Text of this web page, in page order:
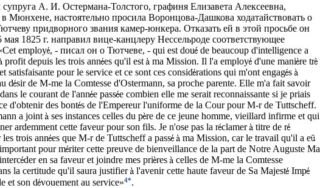
А. И. Остермана-Толстого, графиня Елизавета Алексеевна,
Мюнхене, настоятельно просила Воронцова-Дашкова ходатайствовать о
придворного звания камер-юнкера. Отказать ей в этой просьбе он
1825 г. направил вице-канцлеру Нессельроде соответствующее
employ , - писал он о Тютчеве, - qui est dou de beaucoup d'intelligence a
profit depuis les trois ann es qu'il est ma Mission. Il l'a employ d'une mani re tr
satisfaisante pour le service et ce sont ces consid rations qui m'ont engag s
d sir de M-me la Comtesse d'Ostermann, sa proche parente. Elle m'a fait savoir
le courant de l'ann e pass e combien elle me serait reconnaissante si je priais
d'obtenir des bont s de l'Empereur l'uniforme de la Cour pour M-r de Tuttscheff.
a joint
ses instances celles du p re de ce jeune homme, vieillard infirme et qui
ardemment cette faveur pour son fils. Je n'ose pas la r clamer
titre de r
les trois ann es que M-r de Tuttscheff a pass
ma Mission, car le travail qu'il a e
pour m riter cette preuve de bienveillance de la part de Notre Auguste Ma
der en sa faveur et joindre mes pri res
celles de M-me la Comtesse
la certitude qu'il saura justifier
l'avenir cette haute faveur de Sa Majest Imp
et son d vouement au service»4*.